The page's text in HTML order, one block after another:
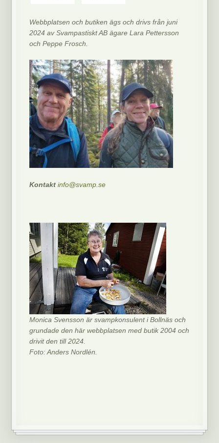
Webbplatsen och butiken ägs och drivs från juni
2024 av Svampastiskt AB ägare Lara Pettersson
och Peppe Frosch.
Kontaktinfo@svamp.se
Monica Svensson är svampkonsulent i Bollnäs och
grundade den här webbplatsen med butik 2004 och
drivit den till 2024.
Foto: Anders Nordlén.